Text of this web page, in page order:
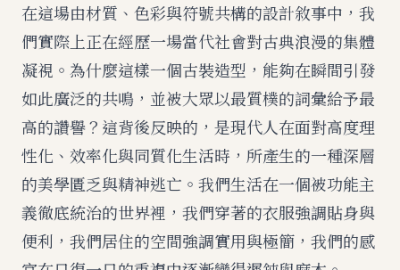
在這場由材質、色彩與符號共構的設計敘事中，我
們實際上正在經歷一場當代社會對古典浪漫的集體
凝視。為什麼這樣一個古裝造型，能夠在瞬間引發
如此廣泛的共鳴，並被大眾以最質樸的詞彙給予最
高的讚譽？這背後反映的，是現代人在面對高度理
性化、效率化與同質化生活時，所產生的一種深層
的美學匱乏與精神逃亡。我們生活在一個被功能主
義徹底統治的世界裡，我們穿著的衣服強調貼身與
便利，我們居住的空間強調實用與極簡，我們的感